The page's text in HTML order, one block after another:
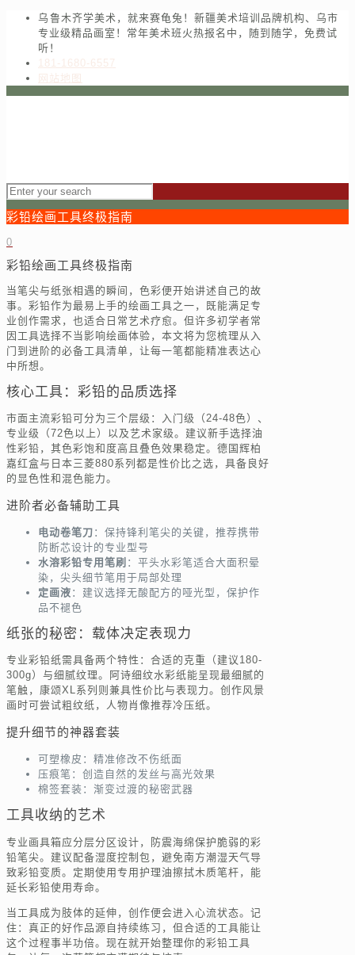
乌鲁木齐学美术，就来赛龟兔！新疆美术培训品牌机构、乌市
专业级精品画室！常年美术班火热报名中，随到随学，免费试
听！
181-1680-6557
网站地图
彩铅绘画工具终极指南
0
彩铅绘画工具终极指南
当笔尖与纸张相遇的瞬间，色彩便开始讲述自己的故
事。彩铅作为最易上手的绘画工具之一，既能满足专
业创作需求，也适合日常艺术疗愈。但许多初学者常
因工具选择不当影响绘画体验，本文将为您梳理从入
门到进阶的必备工具清单，让每一笔都能精准表达心
中所想。
核心工具：彩铅的品质选择
市面主流彩铅可分为三个层级：入门级（24-48色）、
专业级（72色以上）以及艺术家级。建议新手选择油
性彩铅，其色彩饱和度高且叠色效果稳定。德国辉柏
嘉红盒与日本三菱880系列都是性价比之选，具备良好
的显色性和混色能力。
进阶者必备辅助工具
电动卷笔刀 ：保持锋利笔尖的关键，推荐携带
防断芯设计的专业型号
水溶彩铅专用笔刷 ：平头水彩笔适合大面积晕
染，尖头细节笔用于局部处理
定画液 ：建议选择无酸配方的哑光型，保护作
品不褪色
纸张的秘密：载体决定表现力
专业彩铅纸需具备两个特性：合适的克重（建议180-
300g）与细腻纹理。阿诗细纹水彩纸能呈现最细腻的
笔触，康颂XL系列则兼具性价比与表现力。创作风景
画时可尝试粗纹纸，人物肖像推荐冷压纸。
提升细节的神器套装
可塑橡皮：精准修改不伤纸面
压痕笔：创造自然的发丝与高光效果
棉签套装：渐变过渡的秘密武器
工具收纳的艺术
专业画具箱应分层分区设计，防震海绵保护脆弱的彩
铅笔尖。建议配备湿度控制包，避免南方潮湿天气导
致彩铅变质。定期使用专用护理油擦拭木质笔杆，能
延长彩铅使用寿命。
当工具成为肢体的延伸，创作便会进入心流状态。记
住：真正的好作品源自持续练习，但合适的工具能让
这个过程事半功倍。现在就开始整理你的彩铅工具